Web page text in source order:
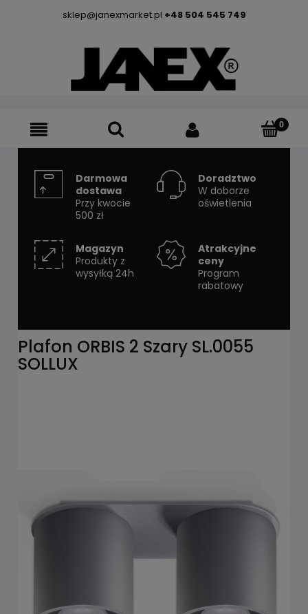
sklep@janexmarket.pl +48 504 545 749
Darmowa
dostawa
Przy kwocie
500 zł
Doradztwo
W doborze
oświetlenia
Magazyn
Produkty z
wysyłką 24h
Atrakcyjne
ceny
Program
rabatowy
Plafon ORBIS 2 Szary SL.0055
SOLLUX